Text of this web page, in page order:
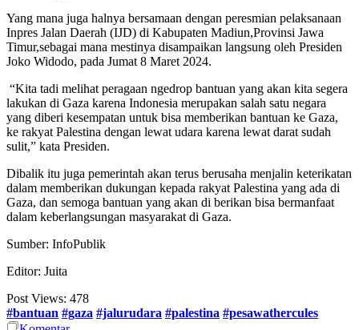
Yang mana juga halnya bersamaan dengan peresmian pelaksanaan
Inpres Jalan Daerah (IJD) di Kabupaten Madiun,Provinsi Jawa
Timur,sebagai mana mestinya disampaikan langsung oleh Presiden
Joko Widodo, pada Jumat 8 Maret 2024.
“Kita tadi melihat peragaan ngedrop bantuan yang akan kita segera
lakukan di Gaza karena Indonesia merupakan salah satu negara
yang diberi kesempatan untuk bisa memberikan bantuan ke Gaza,
ke rakyat Palestina dengan lewat udara karena lewat darat sudah
sulit,” kata Presiden.
Dibalik itu juga pemerintah akan terus berusaha menjalin keterikatan
dalam memberikan dukungan kepada rakyat Palestina yang ada di
Gaza, dan semoga bantuan yang akan di berikan bisa bermanfaat
dalam keberlangsungan masyarakat di Gaza.
Sumber: InfoPublik
Editor: Juita
Post Views: 478
#bantuan #gaza #jalurudara #palestina #pesawathercules